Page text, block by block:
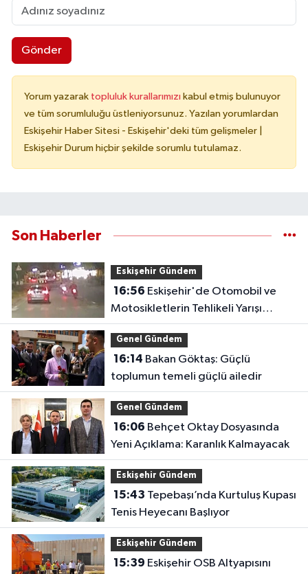
Gönder
Yorum yazarak topluluk kurallarımızı kabul etmiş bulunuyor
ve tüm sorumluluğu üstleniyorsunuz. Yazılan yorumlardan
Eskişehir Haber Sitesi - Eskişehir'deki tüm gelişmeler |
Eskişehir Durum hiçbir şekilde sorumlu tutulamaz.
Son Haberler
Eskişehir Gündem
16:56
Motosikletlerin Tehlikeli Yarışı
Kamerada
Genel Gündem
16:14
toplumun temeli güçlü ailedir
Genel Gündem
16:06
Yeni Açıklama: Karanlık Kalmayacak
Eskişehir Gündem
15:43
Tenis Heyecanı Başlıyor
Eskişehir Gündem
15:39